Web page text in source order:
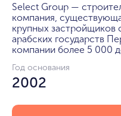
Select Group —
компания,
крупных застройщиков
арабских государств
компании более 5 000
Год основания
2002